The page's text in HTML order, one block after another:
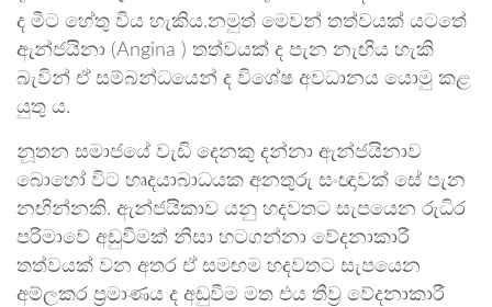
ද මීට හේතු විය හැකිය.නමුත් මෙවන් තත්වයක් යටතේ
ඇන්ජයිනා (Angina ) තත්වයක් ද පැන නැඟිය හැකි
බැවින් ඒ සම්බන්ධයෙන් ද විශේෂ අවධානය යොමු කළ
යුතු ය.
නූතන සමාජයේ වැඩි දෙනකු දන්නා ඇන්ජයිනාව
බොහෝ විට හෘදයාබාධයක අනතුරු සංඥාවක් සේ පැන
නඟින්නකි. ඇන්ජයිකාව යනු හදවතට සැපයෙන රුධිර
පරිමාවේ අඩුවීමක් නිසා හටගන්නා වේදනාකාරී
තත්වයක් වන අතර ඒ සමඟම හදවතට සැපයෙන
අම්ලකර ප්‍රමාණය ද අඩුවීම මත එය තීව්‍ර වේදනාකාරී